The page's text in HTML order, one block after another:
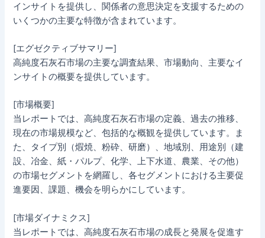
インサイトを提供し、関係者の意思決定を支援するための
いくつかの主要な特徴が含まれています。
[エグゼクティブサマリー]
高純度石灰石市場の主要な調査結果、市場動向、主要なイ
ンサイトの概要を提供しています。
[市場概要]
当レポートでは、高純度石灰石市場の定義、過去の推移、
現在の市場規模など、包括的な概観を提供しています。ま
た、タイプ別（煆焼、粉砕、研磨）、地域別、用途別（建
設、冶金、紙・パルプ、化学、上下水道、農業、その他）
の市場セグメントを網羅し、各セグメントにおける主要促
進要因、課題、機会を明らかにしています。
[市場ダイナミクス]
当レポートでは、高純度石灰石市場の成長と発展を促進す